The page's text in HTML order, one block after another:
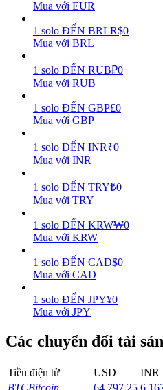
Làm cho tài sản của bạn tăng
Mua với EUR
1 solo ĐẾN BRLR$0
Mua với BRL
1 solo ĐẾN RUB₽0
Mua với RUB
1 solo ĐẾN GBP£0
Mua với GBP
1 solo ĐẾN INR₹0
Mua với INR
1 solo ĐẾN TRY₺0
Mua với TRY
1 solo ĐẾN KRW₩0
Mua với KRW
1 solo ĐẾN CAD$0
Mua với CAD
1 solo ĐẾN JPY¥0
Mua với JPY
Các chuyển đổi tài
Tiền điện tử USD INR
BTCBitcoin 64,797.25